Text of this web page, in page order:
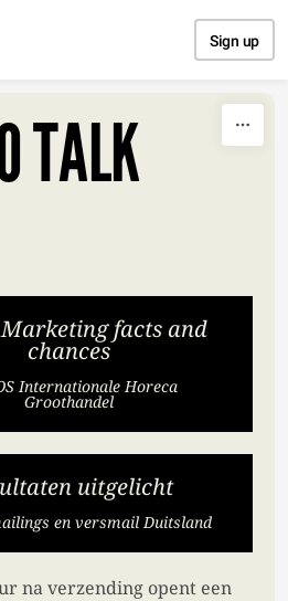
Sign up
TALK
facts and
chances
Internationale Horeca
Groothandel
uitgelicht
en versmail Duitsland
na verzending opent een